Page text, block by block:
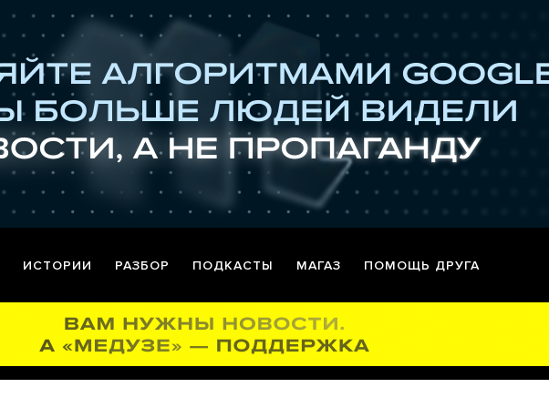
ИСТОРИИ РАЗБОР ПОДКАСТЫ МАГАЗ ПОМОЩЬ ДРУГА